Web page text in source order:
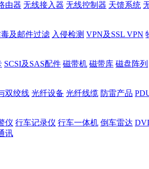
由器 无线接入器 无线控制器 天馈系统
毒及邮件过滤 入侵检测 VPN及SSL VPN
SCSI及SAS配件 磁带机 磁带库 磁盘阵列
双绞线 光纤设备 光纤线缆 防雷产品
仪 行车记录仪 行车一体机 倒车雷达
讯